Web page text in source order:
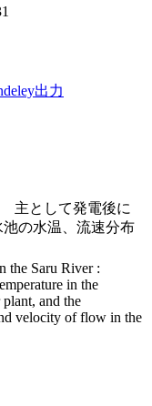
出力
主として発電後に
の水温、流速分布
the Saru River :
in the
and the
velocity of flow in the